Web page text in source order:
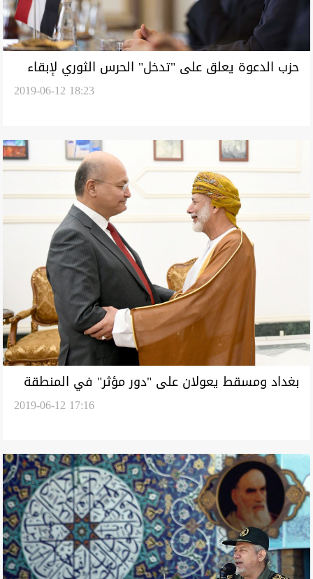
حزب الدعوة يعلق على "تدخل" الحرس الثوري لإبقاء
2019-06-12 18:23
بغداد ومسقط يعولان على "دور مؤثر" في المنطقة
2019-06-12 17:16